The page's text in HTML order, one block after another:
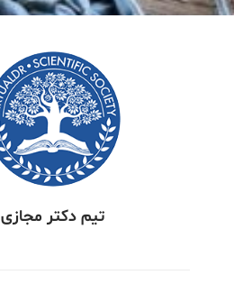
تیم دکتر مجازی